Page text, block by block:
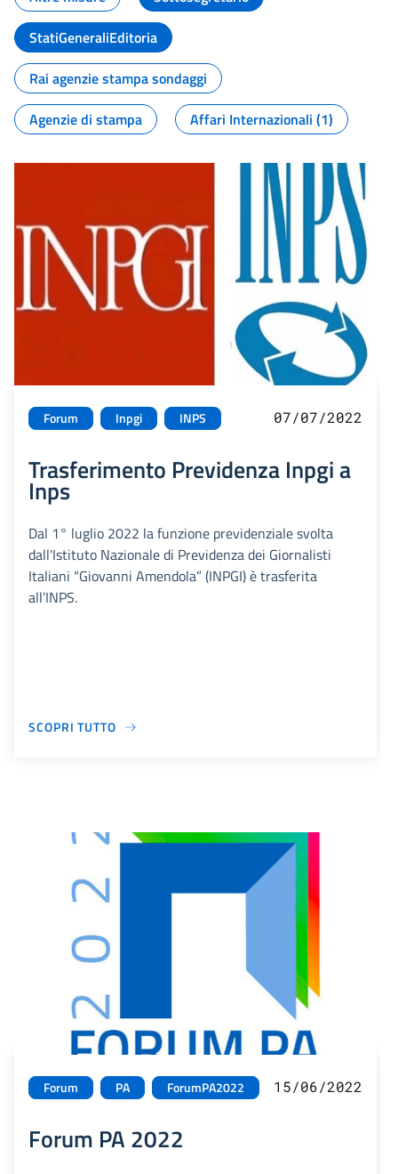
StatiGeneraliEditoria
Rai agenzie stampa sondaggi
Agenzie di stampa
Affari Internazionali (1)
Forum Inpgi INPS 07/07/2022
Trasferimento Previdenza Inpgi a
Inps
Dal 1° luglio 2022 la funzione previdenziale svolta
dall'Istituto Nazionale di Previdenza dei Giornalisti
Italiani “Giovanni Amendola” (INPGI) è trasferita
all’INPS.
SCOPRI TUTTO
Forum PA ForumPA2022 15/06/2022
Forum PA 2022